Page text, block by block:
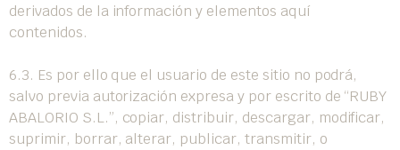
derivados de la información y elementos aquí
contenidos.
6.3. Es por ello que el usuario de este sitio no podrá,
salvo previa autorización expresa y por escrito de “RUBY
ABALORIO S.L.”, copiar, distribuir, descargar, modificar,
suprimir, borrar, alterar, publicar, transmitir, o